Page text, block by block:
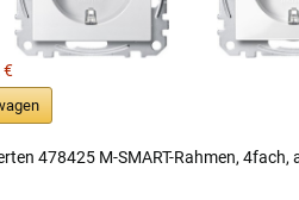
€
478425 M-SMART-Rahmen, 4fach,